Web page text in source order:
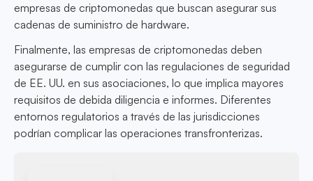
empresas de criptomonedas que buscan asegurar sus
cadenas de suministro de hardware.
Finalmente, las empresas de criptomonedas deben
asegurarse de cumplir con las regulaciones de seguridad
de EE. UU. en sus asociaciones, lo que implica mayores
requisitos de debida diligencia e informes. Diferentes
entornos regulatorios a través de las jurisdicciones
podrían complicar las operaciones transfronterizas.